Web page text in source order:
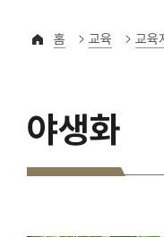
홈 교육 교육
야생화